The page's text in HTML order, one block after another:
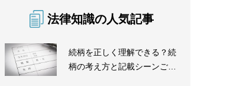
法律知識の人気記事
続柄を正しく理解できる？続
柄の考え方と記載シーンごと